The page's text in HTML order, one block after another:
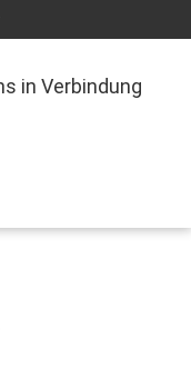
in Verbindung